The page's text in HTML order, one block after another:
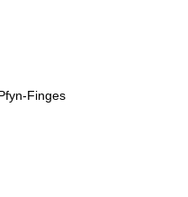
Finges